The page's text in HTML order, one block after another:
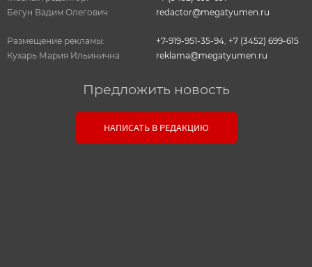
Бегун Вадим Олегович
redactor@megatyumen.ru
Размещение рекламы:
Кухарь Мария Ильинична
+7-919-951-35-94 +7 (3452) 699-615
reklama@megatyumen.ru
Предложить новость
НАПИСАТЬ В РЕДАКЦИЮ
Связь с редакцией
Оставьте свои настоящие контактные данные,